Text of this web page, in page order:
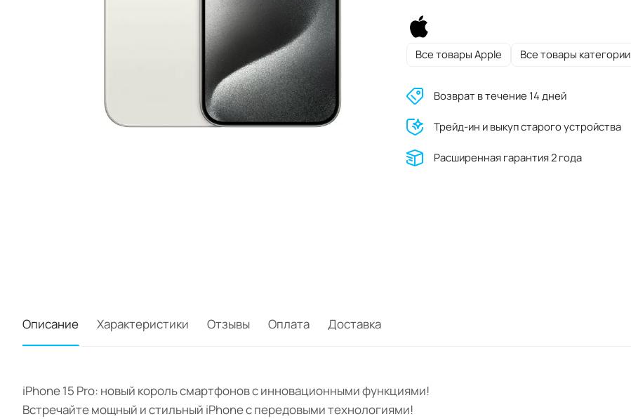
Все товары Apple Все товары категории
Возврат в течение 14 дней
Трейд-ин и выкуп старого устройства
Расширенная гарантия 2 года
Описание Характеристики Отзывы Оплата Доставка
iPhone 15 Pro: новый король смартфонов с инновационными функциями!
Встречайте мощный и стильный iPhone с передовыми технологиями!